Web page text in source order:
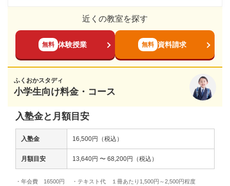
近くの教室を探す
無料 体験授業 無料 資料請求
ふくおかスタディ
小学生向け料金・コース
入塾金と月額目安
入塾金 16,500円（税込）
月額目安 13,640円 〜 68,200円（税込）
・年会費 16500円 ・テキスト代 １冊あたり1,500円～2,500円程度